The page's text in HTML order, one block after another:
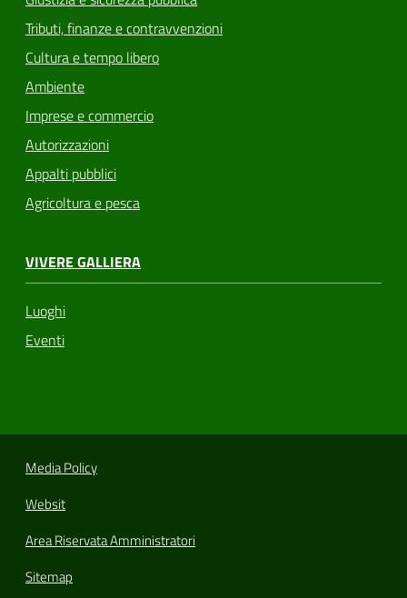
Tributi, finanze e contravvenzioni
Cultura e tempo libero
Ambiente
Imprese e commercio
Autorizzazioni
Appalti pubblici
Agricoltura e pesca
VIVERE GALLIERA
Luoghi
Eventi
Media Policy
Websit
Area Riservata Amministratori
Sitemap